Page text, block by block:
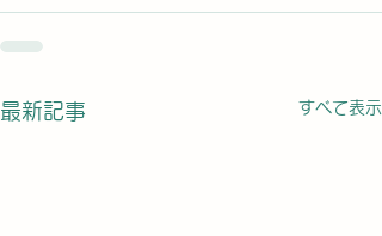
最新記事 すべて表示